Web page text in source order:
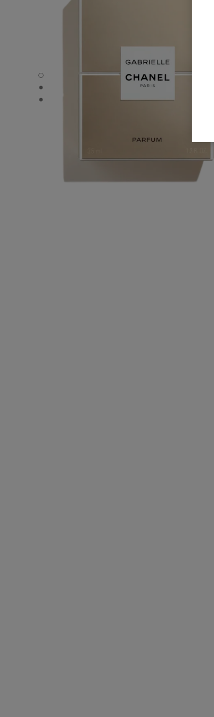
carousel dot
carousel dot
carousel dot